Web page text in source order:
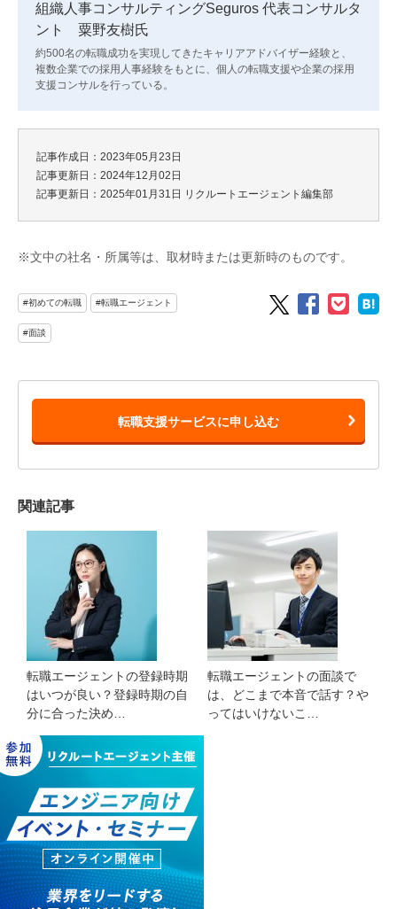
組織人事コンサルティングSeguros 代表コンサルタ
ント 粟野友樹氏
約500名の転職成功を実現してきたキャリアアドバイザー経験と、
複数企業での採用人事経験をもとに、個人の転職支援や企業の採用
支援コンサルを行っている。
記事作成日：2023年05月23日
記事更新日：2024年12月02日
記事更新日：2025年01月31日 リクルートエージェント編集部
※文中の社名・所属等は、取材時または更新時のものです。
#初めての転職 #転職エージェント
#面談
転職支援サービスに申し込む
関連記事
転職エージェントの登録時期
はいつが良い？登録時期の自
分に合った決め…
転職エージェントの面談で
は、どこまで本音で話す？や
ってはいけないこ…